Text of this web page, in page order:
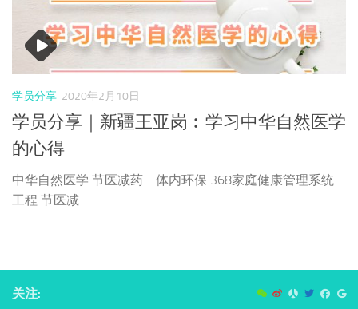
学员分享 2020年2月10日
学员分享｜新疆王亚岗︰学习中华自然医学
的心得
中华自然医学 节医减药 体内环保 368家庭健康管理系统
工程 节医减...
关注: